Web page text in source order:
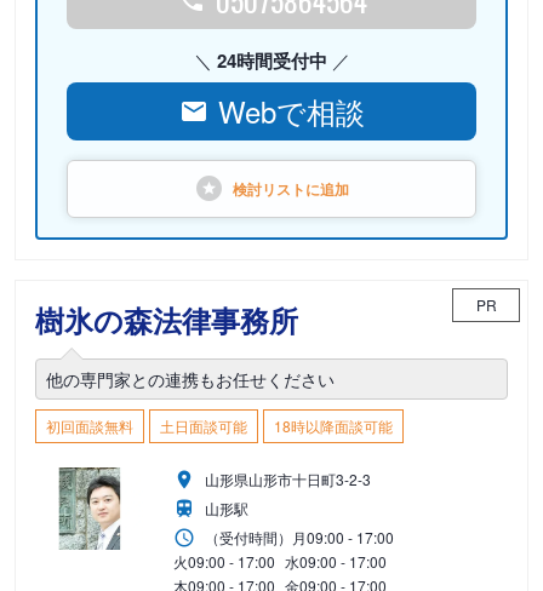
24時間受付中
Webで相談
検討リストに追加
樹氷の森法律事務所 PR
他の専門家との連携もお任せください
初回面談無料 土日面談可能 18時以降面談可能
山形県山形市十日町3-2-3
山形駅
（受付時間） 月09:00 - 17:00
火09:00 - 17:00 水09:00 - 17:00
木09:00 - 17:00 金09:00 - 17:00